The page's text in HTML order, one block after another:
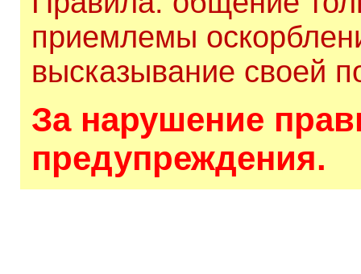
приемлемы
высказывание своей
За нарушение
предупреждения.